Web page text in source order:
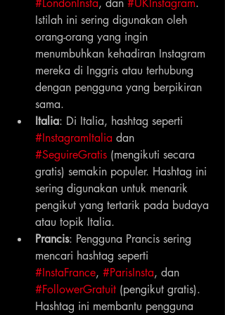
#LondonInsta, dan #UKInstagram.
Istilah ini sering digunakan oleh
orang-orang yang ingin
menumbuhkan kehadiran Instagram
mereka di Inggris atau terhubung
dengan pengguna yang berpikiran
sama.
Italia: Di Italia, hashtag seperti
#InstagramItalia dan
#SeguireGratis (mengikuti secara
gratis) semakin populer. Hashtag ini
sering digunakan untuk menarik
pengikut yang tertarik pada budaya
atau topik Italia.
Prancis: Pengguna Prancis sering
mencari hashtag seperti
#InstaFrance, #ParisInsta, dan
#FollowerGratuit (pengikut gratis).
Hashtag ini membantu pengguna